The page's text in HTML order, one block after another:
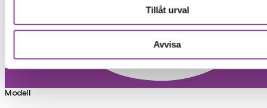
Tillåt urval
Avvisa
Modell